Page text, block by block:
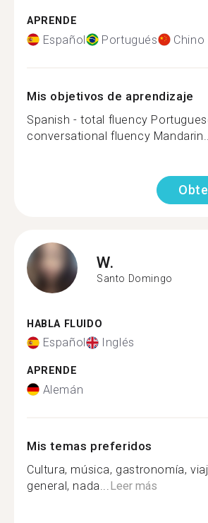
APRENDE
Español Portugués
Mis objetivos de aprendizaje
Spanish - total fluency
conversational fluency Mandarin...
W.
Santo Domingo
HABLA FLUIDO
Español Inglés
APRENDE
Alemán
Mis temas preferidos
Cultura, música, gastronomía,
general, nada... Leer más